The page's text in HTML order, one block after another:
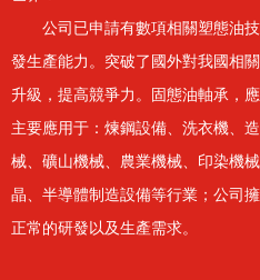
晶、半導體制造設備等行業；公司
正常的研發以及生產需求。
20